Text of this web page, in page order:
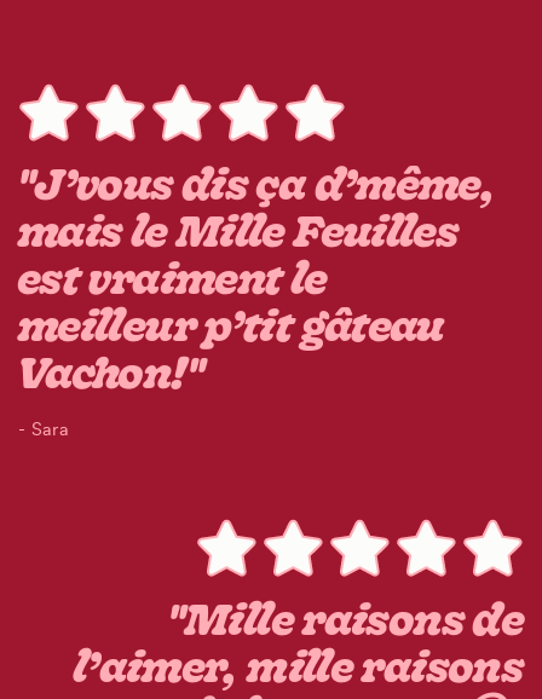
"J’vous dis ça d’même,
mais le Mille Feuilles
est vraiment le
meilleur p’tit gâteau
Vachon!"
- Sara
"Mille raisons de
l’aimer, mille raisons